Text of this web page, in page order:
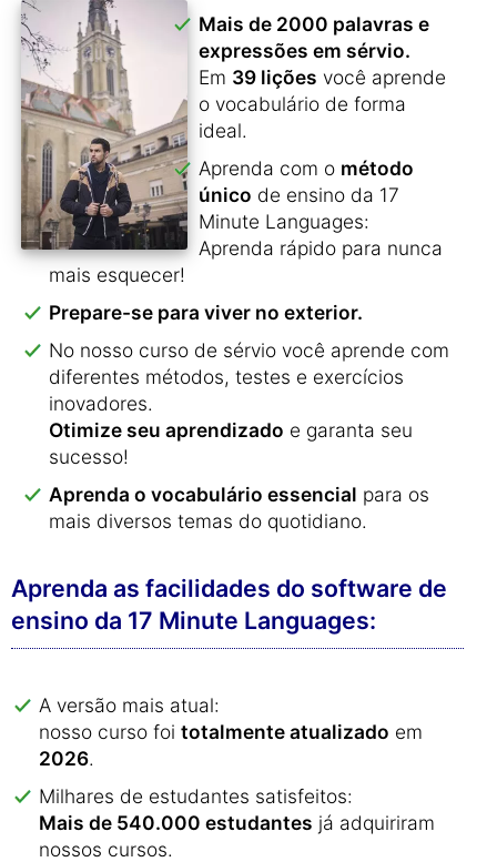
Mais de 2000 palavras e
expressões em sérvio.
Em 39 lições você aprende
o vocabulário de forma
ideal.
Aprenda com o método
único de ensino da 17
Minute Languages:
Aprenda rápido para nunca
mais esquecer!
Prepare-se para viver no exterior.
No nosso curso de sérvio você aprende com
diferentes métodos, testes e exercícios
inovadores.
Otimize seu aprendizado e garanta seu
sucesso!
Aprenda o vocabulário essencial para os
mais diversos temas do quotidiano.
Aprenda as facilidades do software de
ensino da 17 Minute Languages:
A versão mais atual:
nosso curso foi totalmente atualizado em
2026.
Milhares de estudantes satisfeitos:
Mais de 540.000 estudantes já adquiriram
nossos cursos.